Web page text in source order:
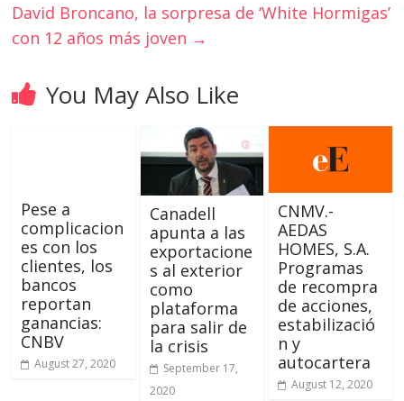
David Broncano, la sorpresa de ‘White Hormigas’
con 12 años más joven →
You May Also Like
Pese a
complicacion
es con los
clientes, los
bancos
reportan
ganancias:
CNBV
August 27, 2020
Canadell
apunta a las
exportacione
s al exterior
como
plataforma
para salir de
la crisis
September 17,
2020
CNMV.-
AEDAS
HOMES, S.A.
Programas
de recompra
de acciones,
estabilizació
n y
autocartera
August 12, 2020